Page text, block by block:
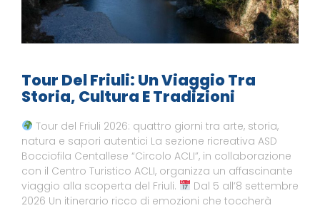
Tour Del Friuli: Un Viaggio Tra
Storia, Cultura E Tradizioni
Tour del Friuli 2026: quattro giorni tra arte, storia,
natura e sapori autentici La sezione ricreativa ASD
Bocciofila Centallese “Circolo ACLI”, in collaborazione
con il Centro Turistico ACLI, organizza un affascinante
viaggio alla scoperta del Friuli.
Dal 5 all’8 settembre
2026 Un itinerario ricco di emozioni che toccherà